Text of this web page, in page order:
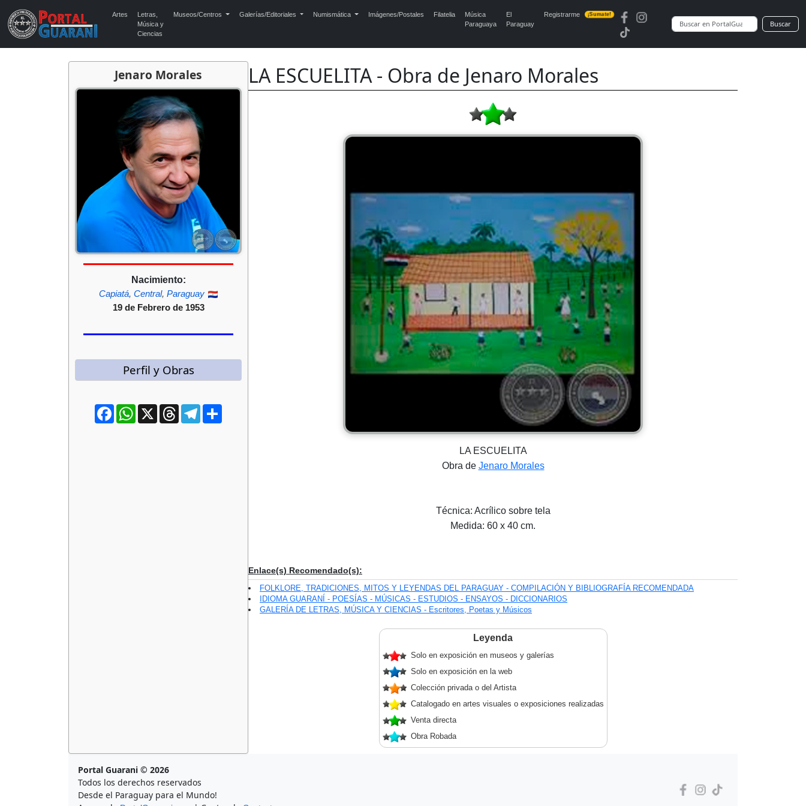
Artes
Letras,
Música y
Ciencias
Museos/Centros Galerías/Editoriales Numismática Imágenes/Postales Filatelia
Música
Paraguaya
El
Paraguay
Registrarme ¡Sumate!
Buscar
Jenaro Morales
Nacimiento:
Capiatá, Central, Paraguay
19 de Febrero de 1953
Perfil y Obras
FacebookWhatsApp
X ThreadsTelegram
LA ESCUELITA - Obra de Jenaro Morales
LA ESCUELITA
Obra de Jenaro Morales
Técnica: Acrílico sobre tela
Medida: 60 x 40 cm.
Enlace(s) Recomendado(s):
FOLKLORE, TRADICIONES, MITOS Y LEYENDAS DEL PARAGUAY - COMPILACIÓN Y BIBLIOGRAFÍA RECOMENDADA
IDIOMA GUARANÍ - POESÍAS - MÚSICAS - ESTUDIOS - ENSAYOS - DICCIONARIOS
GALERÍA DE LETRAS, MÚSICA Y CIENCIAS - Escritores, Poetas y Músicos
Leyenda
Solo en exposición en museos y galerías
Solo en exposición en la web
Colección privada o del Artista
Catalogado en artes visuales o exposiciones realizadas
Venta directa
Obra Robada
Portal Guarani © 2026
Todos los derechos reservados
Desde el Paraguay para el Mundo!